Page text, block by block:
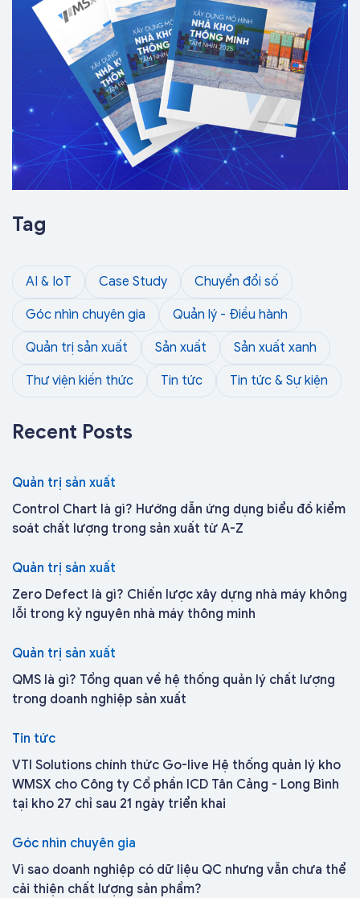
Tag
AI & IoT Case Study Chuyển đổi số
Góc nhìn chuyên gia Quản lý - Điều hành
Quản trị sản xuất Sản xuất Sản xuất xanh
Thư viện kiến thức Tin tức Tin tức & Sự kiện
Recent Posts
Quản trị sản xuất
Control Chart là gì? Hướng dẫn ứng dụng biểu đồ kiểm
soát chất lượng trong sản xuất từ A-Z
Quản trị sản xuất
Zero Defect là gì? Chiến lược xây dựng nhà máy không
lỗi trong kỷ nguyên nhà máy thông minh
Quản trị sản xuất
QMS là gì? Tổng quan về hệ thống quản lý chất lượng
trong doanh nghiệp sản xuất
Tin tức
VTI Solutions chính thức Go-live Hệ thống quản lý kho
WMSX cho Công ty Cổ phần ICD Tân Cảng - Long Bình
tại kho 27 chỉ sau 21 ngày triển khai
Góc nhìn chuyên gia
Vì sao doanh nghiệp có dữ liệu QC nhưng vẫn chưa thể
cải thiện chất lượng sản phẩm?